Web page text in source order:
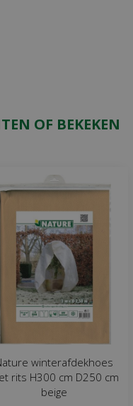
OF BEKEKEN
winterafdekhoes
rits H300 cm D250 cm
beige